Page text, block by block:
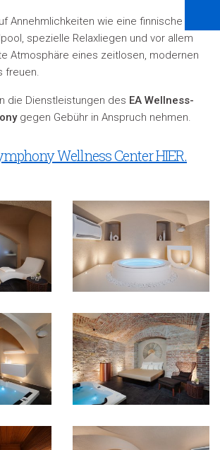
Annehmlichkeiten wie eine finnische
spezielle Relaxliegen und vor allem
Atmosphäre eines zeitlosen, modernen
freuen.
die Dienstleistungen des EA Wellness-
gegen Gebühr in Anspruch nehmen.
Wellness Center HIER.